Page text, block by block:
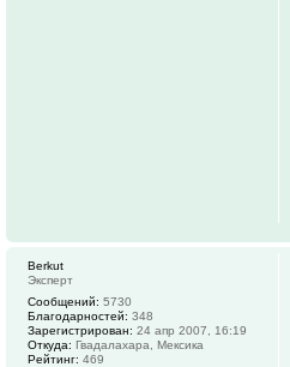
Berkut
Эксперт
Сообщений: 5730
Благодарностей: 348
Зарегистрирован: 24 апр 2007, 16:19
Откуда: Гвадалахара, Мексика
Рейтинг: 469